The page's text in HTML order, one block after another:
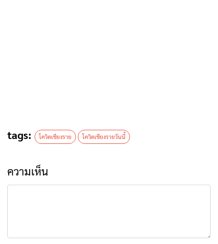
tags: โควิดเชียงราย โควิดเชียงรายวันนี้
ความเห็น